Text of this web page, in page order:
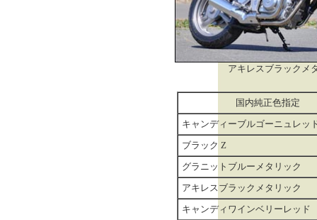
アキレスブラックメ
国内純正色指定
キャンディーブルゴーニュレッ
ブラック Z
グラニットブルーメタリック
アキレスブラックメタリック
キャンディワインベリーレッド